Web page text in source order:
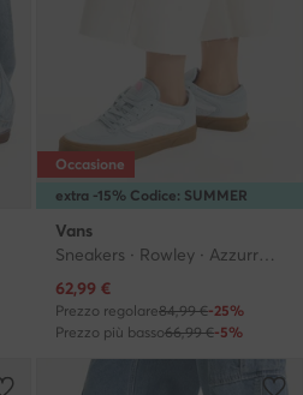
extra -15% Codice: SUMMER
Occasione
Vans
Sneakers · Rowley · Azzurro chiaro
Prezzo attuale
62,99 €
Prezzo regolare84,99 €-25%
Prezzo più basso66,99 €-5%